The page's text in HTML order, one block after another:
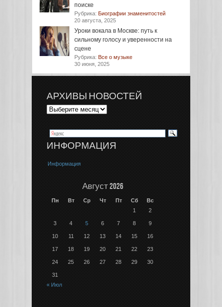
поиске
Рубрика: Биографии знаменитостей
20 августа, 2025
Уроки вокала в Москве: путь к
сильному голосу и уверенности на
сцене
Рубрика: Все о музыке
30 июня, 2025
АРХИВЫ НОВОСТЕЙ
ИНФОРМАЦИЯ
Информация
Август 2026
Пн Вт Ср Чт Пт Сб
Вс
1
2
3 4 5 6 7 8 9
10 11 12 13 14 15 16
17 18 19 20 21 22 23
24 25 26 27 28 29 30
31
« Июл